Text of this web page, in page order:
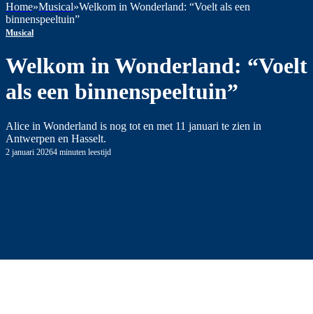
Home»Musical»Welkom in Wonderland: “Voelt als een
binnenspeeltuin”
Musical
Welkom in Wonderland: “Voelt
als een binnenspeeltuin”
Alice in Wonderland is nog tot en met 11 januari te zien in
Antwerpen en Hasselt.
2 januari 20264 minuten leestijd